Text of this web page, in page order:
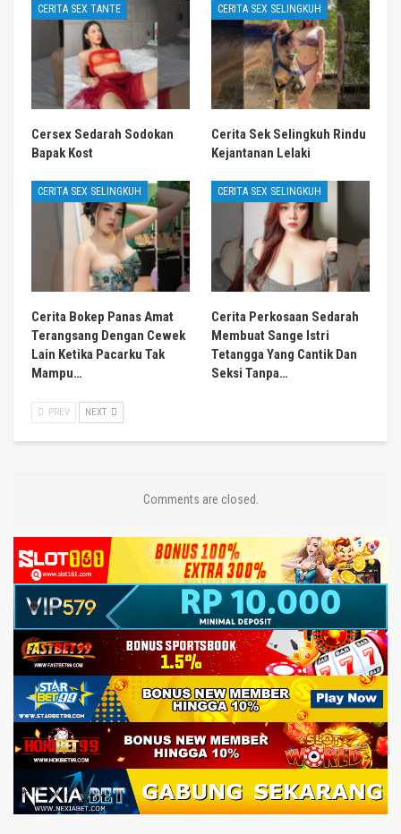
CERITA SEX TANTE
Cersex Sedarah Sodokan
Bapak Kost
CERITA SEX SELINGKUH
Cerita Sek Selingkuh Rindu
Kejantanan Lelaki
CERITA SEX SELINGKUH
Cerita Bokep Panas Amat
Terangsang Dengan Cewek
Lain Ketika Pacarku Tak
Mampu…
CERITA SEX SELINGKUH
Cerita Perkosaan Sedarah
Membuat Sange Istri
Tetangga Yang Cantik Dan
Seksi Tanpa…
PREV NEXT
Comments are closed.